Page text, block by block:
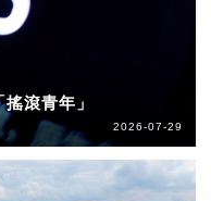
滾青年」
2026-07-29